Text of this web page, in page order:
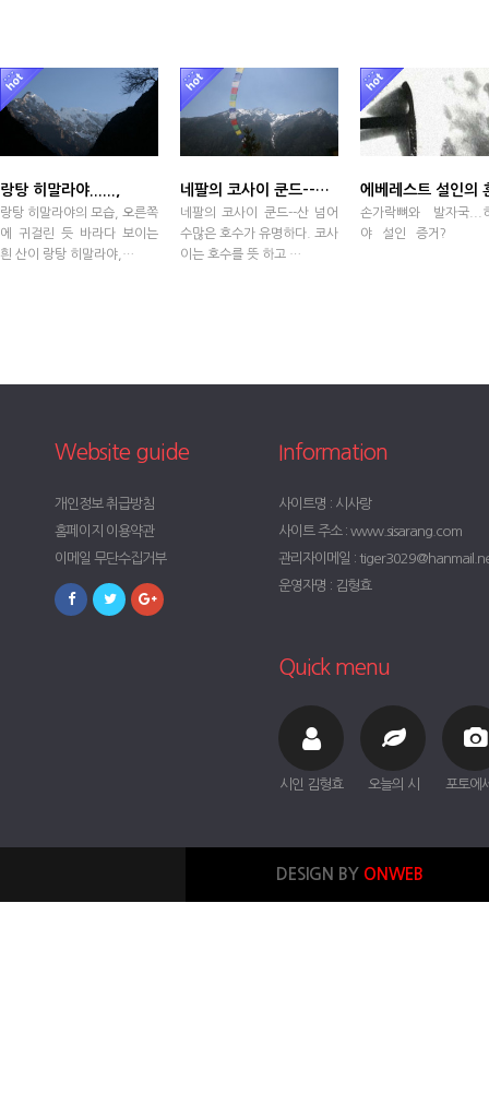
랑탕 히말라야......,
랑탕 히말라야의 모습, 오른쪽
에 귀걸린 듯 바라다 보이는
흰 산이 랑탕 히말라야,…
네팔의 코사이 쿤드--산 넘어 수많은 호수가 유명하다.
네팔의 코사이 쿤드--산 넘어
수많은 호수가 유명하다. 코사
이는 호수를 뜻 하고 …
손가락뼈와 발자국...
야 `설인` 증거?
Website guide
개인정보 취급방침
홈페이지 이용약관
이메일 무단수집거부
Information
사이트명 : 시사랑
사이트 주소 : www.sisarang.com
관리자이메일 :
운영자명 : 김형효
Quick menu
시인 김형효 오늘의 시 포토에
DESIGN BY ONWEB